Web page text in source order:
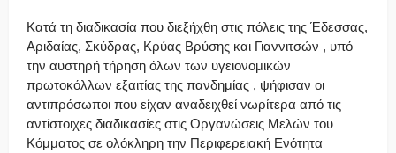
Κατά τη διαδικασία που διεξήχθη στις πόλεις της Έδεσσας,
Αριδαίας, Σκύδρας, Κρύας Βρύσης και Γιαννιτσών , υπό
την αυστηρή τήρηση όλων των υγειονομικών
πρωτοκόλλων εξαιτίας της πανδημίας , ψήφισαν οι
αντιπρόσωποι που είχαν αναδειχθεί νωρίτερα από τις
αντίστοιχες διαδικασίες στις Οργανώσεις Μελών του
Κόμματος σε ολόκληρη την Περιφερειακή Ενότητα